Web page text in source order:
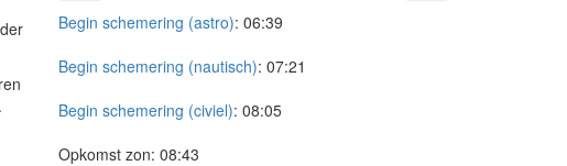
Begin schemering (astro): 06:39
Begin schemering (nautisch): 07:21
Begin schemering (civiel): 08:05
Opkomst zon: 08:43